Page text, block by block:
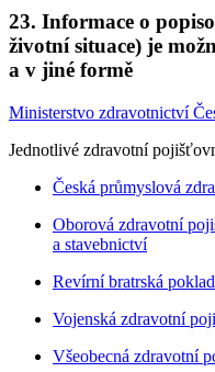
23. Informace o
životní situace) je
a v jiné formě
Ministerstvo zdravotnictví
Jednotlivé zdravotní
Česká průmyslová
Oborová zdravotní
a stavebnictví
Revírní bratrská
Vojenská zdravotní
Všeobecná zdravotní